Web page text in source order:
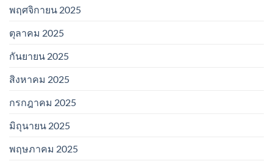
พฤศจิกายน 2025
ตุลาคม 2025
กันยายน 2025
สิงหาคม 2025
กรกฎาคม 2025
มิถุนายน 2025
พฤษภาคม 2025